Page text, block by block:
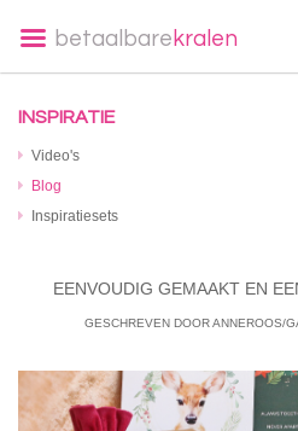
betaalbare kralen
INSPIRATIE
Video's
Blog
Inspiratiesets
EENVOUDIG GEMAAKT EN
GESCHREVEN DOOR ANNEROOS/